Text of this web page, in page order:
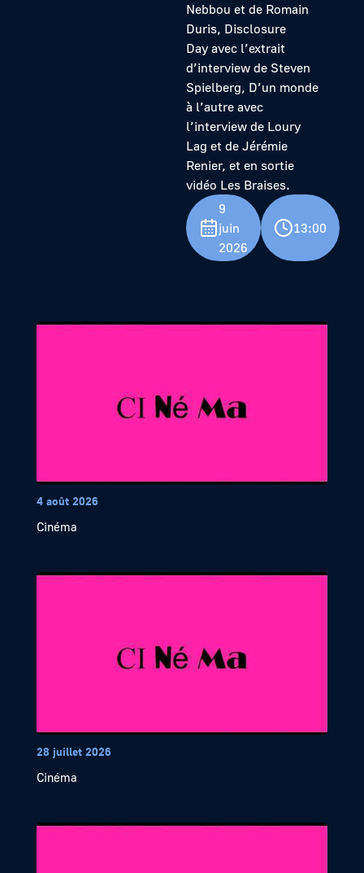
Nebbou et de Romain
Duris, Disclosure
Day avec l’extrait
d’interview de Steven
Spielberg, D’un monde
à l’autre avec
l’interview de Loury
Lag et de Jérémie
Renier, et en sortie
vidéo Les Braises.
9
juin
2026
13:00
4 août 2026
Cinéma
28 juillet 2026
Cinéma